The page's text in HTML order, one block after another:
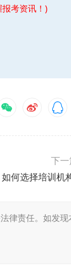
报考资讯！)
下一
何选择培训机
律责任。如发现